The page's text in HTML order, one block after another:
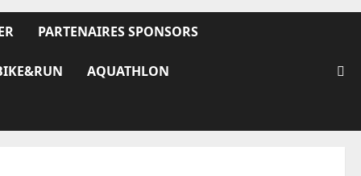
PARTENAIRES SPONSORS
AQUATHLON